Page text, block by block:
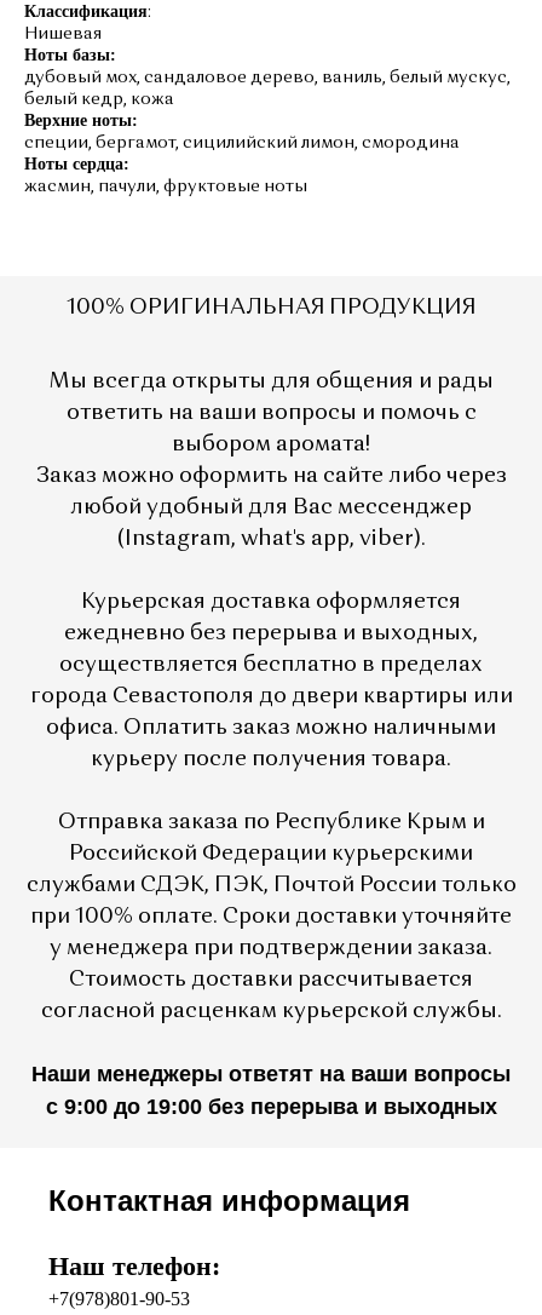
Классификация:
Нишевая
Ноты базы:
дубовый мох, сандаловое дерево, ваниль, белый мускус,
белый кедр, кожа
Верхние ноты:
специи, бергамот, сицилийский лимон, смородина
Ноты сердца:
жасмин, пачули, фруктовые ноты
1 00% ОРИГИНАЛЬНАЯ ПРОДУКЦИЯ
Мы всегда открыты для общения и рады
ответить на ваши вопросы и помочь с
выбором аромата!
Заказ можно оформить на сайте либо через
любой удобный для Вас мессенджер
(Instagram, what's app, viber).
Курьерская доставка оформляется
ежедневно без перерыва и выходных,
осуществляется бесплатно в пределах
города Севастополя до двери квартиры или
офиса. Оплатить заказ можно наличными
курьеру после получения товара.
Отправка заказа по Республике Крым и
Российской Федерации курьерскими
службами СДЭК, ПЭК, Почтой России только
при 100% оплате. Сроки доставки уточняйте
у менеджера при подтверждении заказа.
Стоимость доставки рассчитывается
согласной расценкам курьерской службы.
Наши менеджеры ответят на ваши вопросы
с 9:00 до 19:00 без перерыва и выходных
Контактная информация
Наш телефон:
+7(978)801-90-53